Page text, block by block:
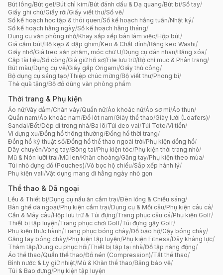
Bút lông/Bút gel/Bút chì kim/Bút đánh dấu & Dạ quang/Bút bi/Sổ tay/
Giấy ghi chú/Giấy rời/Giấy viết thư/Sổ vẽ/
Sổ kế hoạch học tập & thói quen/Sổ kế hoạch hằng tuần/Nhật ký/
Sổ kế hoạch hằng ngày/Sổ kế hoạch hằng tháng/
Dụng cụ văn phòng nhỏ/Khay sắp xếp bàn làm việc/Hộp bút/
Giá cắm bút/Bộ kẹp & dập ghim/Keo & Chất dính/Băng keo Washi/
Giấy nhớ/Giá treo sản phẩm, móc chữ U/Dụng cụ dán nhãn/Băng xóa/
Cặp tài liệu/Sổ còng/Giá giữ hồ sơ/File lưu trữ/Bộ chỉ mục & Phân trang/
Bút màu/Dụng cụ vẽ/Giấy gấp Origami/Giấy thủ công/
Bộ dụng cụ sáng tạo/Thiệp chúc mừng/Bộ viết thư/Phong bì/
Thẻ quà tặng/Bộ đồ dùng văn phòng phẩm
Thời trang & Phụ kiện
Áo nữ/Váy đầm/Chân váy/Quần nữ/Áo khoác nữ/Áo sơ mi/Áo thun/
Quần nam/Áo khoác nam/Đồ lót nam/Giày thể thao/Giày lười (Loafers)/
Sandal/Bốt/Dép đi trong nhà/Ba lô/Túi đeo vai/Túi Tote/Ví tiền/
Ví đựng xu/Đồng hồ thông thường/Đồng hồ thời trang/
Đồng hồ kỹ thuật số/Đồng hồ thể thao ngoài trời/Phụ kiện đồng hồ/
Dây chuyền/Vòng tay/Bông tai/Phụ kiện tóc/Phụ kiện thời trang nhỏ/
Mũ & Nón lưỡi trai/Mũ len/Khăn choàng/Găng tay/Phụ kiện theo mùa/
Túi nhỏ đựng đồ (Pouches)/Vỏ bọc hộ chiếu/Sắp xếp hành lý/
Phụ kiện vali/Vật dụng mang đi hằng ngày nhỏ gọn
Thể thao & Dã ngoại
Lều & Thiết bị/Dụng cụ nấu ăn cắm trại/Đèn lồng & Chiếu sáng/
Bàn ghế dã ngoại/Phụ kiện cắm trại/Dụng cụ & Mồi câu/Phụ kiện câu cá/
Cần & Máy câu/Hộp lưu trữ & Túi đựng/Trang phục câu cá/Phụ kiện Golf/
Thiết bị tập luyện/Trang phục chơi Golf/Túi đựng gậy Golf/
Phụ kiện thực hành/Trang phục bóng chày/Đồ bảo hộ/Gậy bóng chày/
Găng tay bóng chày/Phụ kiện tập luyện/Phụ kiện Fitness/Dây kháng lực/
Thảm tập/Dụng cụ phục hồi/Thiết bị tập tại nhà/Đồ tập năng động/
Áo thể thao/Quần thể thao/Đồ nén (Compression)/Tất thể thao/
Bình nước & Ly giữ nhiệt/Mũ & Khăn thể thao/Băng bảo vệ/
Túi & Bao đựng/Phụ kiện tập luyện